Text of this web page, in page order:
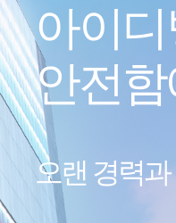
아이
안전
오랜 경력